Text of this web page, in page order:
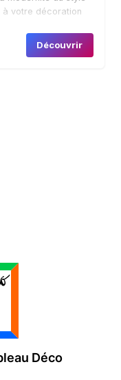
votre décoration
Découvrir
Déco